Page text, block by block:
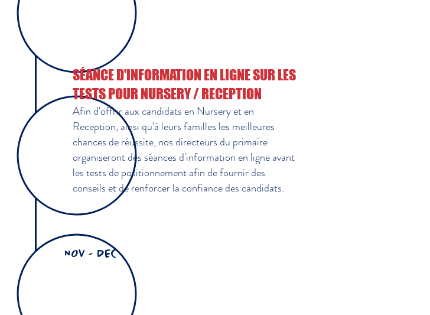
SÉANCE D'INFORMATION EN LIGNE SUR LES
TESTS POUR NURSERY / RECEPTION
Afin d'offrir aux candidats en Nursery et en
Reception, ainsi qu'à leurs familles les meilleures
chances de réussite, nos directeurs du primaire
organiseront des séances d'information en ligne avant
les tests de positionnement afin de fournir des
conseils et de renforcer la confiance des candidats.
NOV - DEC